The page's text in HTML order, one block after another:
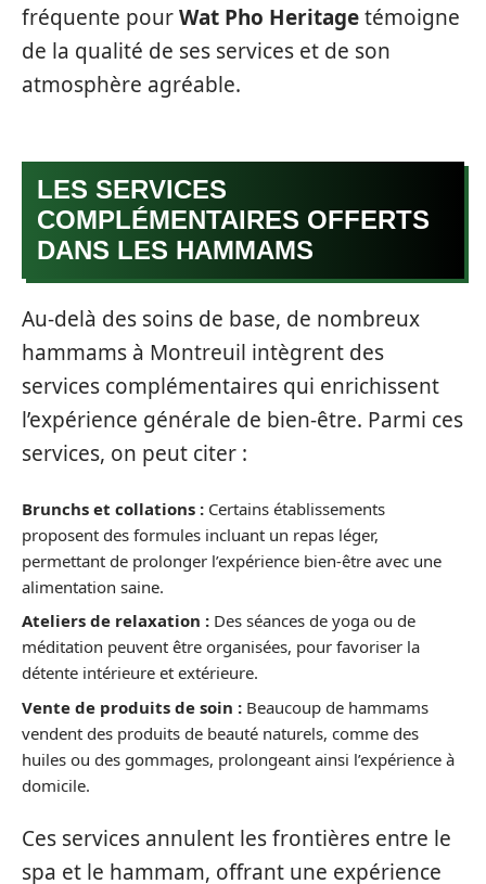
fréquente pourWat Pho Heritagetémoigne
de la qualité de ses services et de son
atmosphère agréable.
LES SERVICES
COMPLÉMENTAIRES OFFERTS
DANS LES HAMMAMS
Au-delà des soins de base, de nombreux
hammams à Montreuil intègrent des
services complémentaires qui enrichissent
l’expérience générale de bien-être. Parmi ces
services, on peut citer :
Brunchs et collations : Certains établissements
proposent des formules incluant un repas léger,
permettant de prolonger l’expérience bien-être avec une
alimentation saine.
Ateliers de relaxation : Des séances de yoga ou de
méditation peuvent être organisées, pour favoriser la
détente intérieure et extérieure.
Vente de produits de soin : Beaucoup de hammams
vendent des produits de beauté naturels, comme des
huiles ou des gommages, prolongeant ainsi l’expérience à
domicile.
Ces services annulent les frontières entre le
spa et le hammam, offrant une expérience